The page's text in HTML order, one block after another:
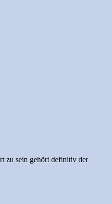
zu sein gehört definitiv der